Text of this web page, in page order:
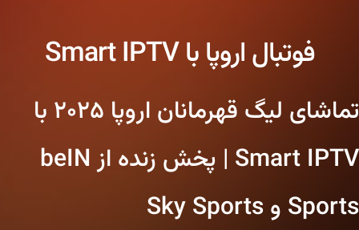
فوتبال اروپا با Smart IPTV
تماشای لیگ قهرمانان اروپا ۲۰۲۵ با
Smart IPTV | پخش زنده از beIN
Sports و Sky Sports